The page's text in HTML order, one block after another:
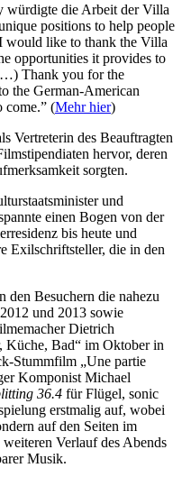
würdigte die Arbeit der Villa
positions to help people
would like to thank the Villa
opportunities it provides to
Thank you for the
the German-American
come.” (Mehr hier)
Vertreterin des Beauftragten
hervor, deren
sorgten.
und
einen Bogen von der
bis heute und
Exilschriftsteller, die in den
Besuchern die nahezu
und 2013 sowie
Dietrich
Küche, Bad“ im Oktober in
Stummfilm „Une partie
Komponist Michael
36.4 für Flügel, sonic
erstmalig auf, wobei
auf den Seiten im
Verlauf des Abends
Musik.